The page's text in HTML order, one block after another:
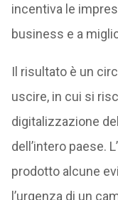
incentiva le
business e a
Il risultato è un
uscire, in cui si
digitalizzazione
dell’intero paese. L’
prodotto alcune
l’urgenza di un